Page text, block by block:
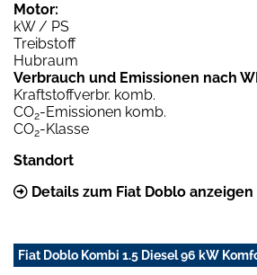
Motor:
kW / PS
Treibstoff
Hubraum
Verbrauch und Emissionen nach
Kraftstoffverbr. komb.
CO2-Emissionen komb.
CO2-Klasse
Standort
Details zum Fiat Doblo anzeigen
Fiat Doblo Kombi 1.5 Diesel 96 kW